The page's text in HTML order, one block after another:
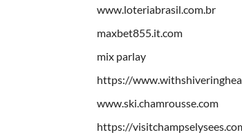
www.loteriabrasil.com.br
maxbet855.it.com
mix parlay
https://
www.ski.chamrousse.com
https://